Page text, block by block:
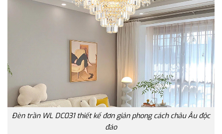
Đèn trần WL DC031 thiết kế đơn giản phong cách châu Âu độc
đáo